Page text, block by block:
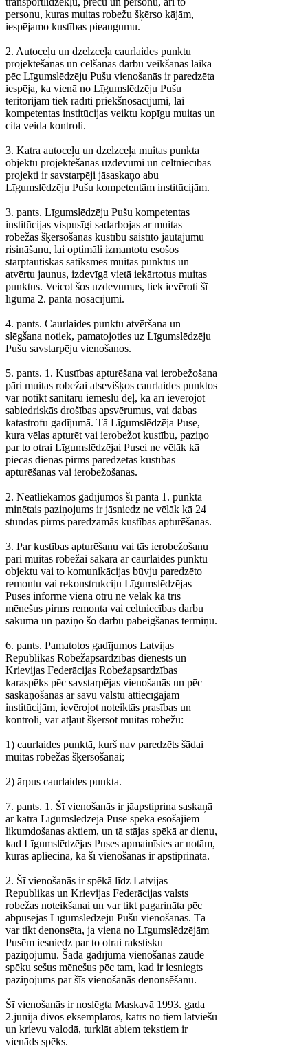
personu, kuras muitas robežu šķērso kājām,
iespējamo kustības pieaugumu.
2. Autoceļu un dzelzceļa caurlaides punktu
projektēšanas un celšanas darbu veikšanas laikā
pēc Līgumslēdzēju Pušu vienošanās ir paredzēta
iespēja, ka vienā no Līgumslēdzēju Pušu
teritorijām tiek radīti priekšnosacījumi, lai
kompetentas institūcijas veiktu kopīgu muitas un
cita veida kontroli.
3. Katra autoceļu un dzelzceļa muitas punkta
objektu projektēšanas uzdevumi un celtniecības
projekti ir savstarpēji jāsaskaņo abu
Līgumslēdzēju Pušu kompetentām institūcijām.
3. pants. Līgumslēdzēju Pušu kompetentas
institūcijas vispusīgi sadarbojas ar muitas
robežas šķērsošanas kustību saistīto jautājumu
risināšanu, lai optimāli izmantotu esošos
starptautiskās satiksmes muitas punktus un
atvērtu jaunus, izdevīgā vietā iekārtotus muitas
punktus. Veicot šos uzdevumus, tiek ievēroti šī
līguma 2. panta nosacījumi.
4. pants. Caurlaides punktu atvēršana un
slēgšana notiek, pamatojoties uz Līgumslēdzēju
Pušu savstarpēju vienošanos.
5. pants. 1. Kustības apturēšana vai ierobežošana
pāri muitas robežai atsevišķos caurlaides punktos
var notikt sanitāru iemeslu dēļ, kā arī ievērojot
sabiedriskās drošības apsvērumus, vai dabas
katastrofu gadījumā. Tā Līgumslēdzēja Puse,
kura vēlas apturēt vai ierobežot kustību, paziņo
par to otrai Līgumslēdzējai Pusei ne vēlāk kā
piecas dienas pirms paredzētās kustības
apturēšanas vai ierobežošanas.
2. Neatliekamos gadījumos šī panta 1. punktā
minētais paziņojums ir jāsniedz ne vēlāk kā 24
stundas pirms paredzamās kustības apturēšanas.
3. Par kustības apturēšanu vai tās ierobežošanu
pāri muitas robežai sakarā ar caurlaides punktu
objektu vai to komunikācijas būvju paredzēto
remontu vai rekonstrukciju Līgumslēdzējas
Puses informē viena otru ne vēlāk kā trīs
mēnešus pirms remonta vai celtniecības darbu
sākuma un paziņo šo darbu pabeigšanas termiņu.
6. pants. Pamatotos gadījumos Latvijas
Republikas Robežapsardzības dienests un
Krievijas Federācijas Robežapsardzības
karaspēks pēc savstarpējas vienošanās un pēc
saskaņošanas ar savu valstu attiecīgajām
institūcijām, ievērojot noteiktās prasības un
kontroli, var atļaut šķērsot muitas robežu:
1) caurlaides punktā, kurš nav paredzēts šādai
muitas robežas šķērsošanai;
2) ārpus caurlaides punkta.
7. pants. 1. Šī vienošanās ir jāapstiprina saskaņā
ar katrā Līgumslēdzējā Pusē spēkā esošajiem
likumdošanas aktiem, un tā stājas spēkā ar dienu,
kad Līgumslēdzējas Puses apmainīsies ar notām,
kuras apliecina, ka šī vienošanās ir apstiprināta.
2. Šī vienošanās ir spēkā līdz Latvijas
Republikas un Krievijas Federācijas valsts
robežas noteikšanai un var tikt pagarināta pēc
abpusējas Līgumslēdzēju Pušu vienošanās. Tā
var tikt denonsēta, ja viena no Līgumslēdzējām
Pusēm iesniedz par to otrai rakstisku
paziņojumu. Šādā gadījumā vienošanās zaudē
spēku sešus mēnešus pēc tam, kad ir iesniegts
paziņojums par šīs vienošanās denonsēšanu.
Šī vienošanās ir noslēgta Maskavā 1993. gada
2.jūnijā divos eksemplāros, katrs no tiem latviešu
un krievu valodā, turklāt abiem tekstiem ir
vienāds spēks.